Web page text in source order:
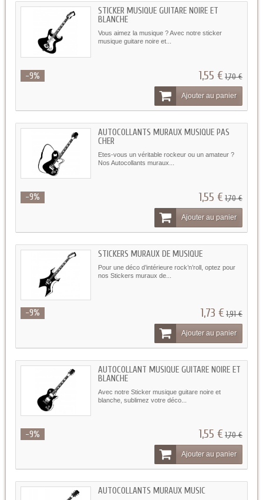
STICKER MUSIQUE GUITARE NOIRE ET
BLANCHE
Vous aimez la musique ? Avec notre sticker
musique guitare noire et...
-9% 1,55 €1,70 €
Ajouter au panier
AUTOCOLLANTS MURAUX MUSIQUE PAS
CHER
Etes-vous un véritable rockeur ou un amateur ?
Nos Autocollants muraux...
-9% 1,55 €1,70 €
Ajouter au panier
STICKERS MURAUX DE MUSIQUE
Pour une déco d’intérieure rock’n’roll, optez pour
nos Stickers muraux de...
-9% 1,73 €1,91 €
Ajouter au panier
AUTOCOLLANT MUSIQUE GUITARE NOIRE ET
BLANCHE
Avec notre Sticker musique guitare noire et
blanche, sublimez votre déco...
-9% 1,55 €1,70 €
Ajouter au panier
AUTOCOLLANTS MURAUX MUSIC